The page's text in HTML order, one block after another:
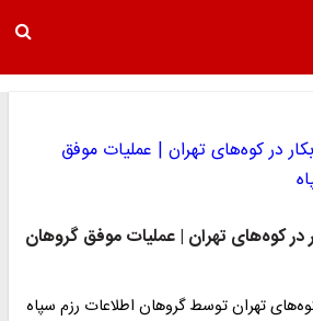
در کوه‌های تهران | عملیات موفق گروهان
تهران توسط گروهان اطلاعات رزم سپاه